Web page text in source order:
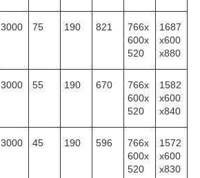
3000 75 190 821
766x
600x
520
1687
x600
x880
3000 55 190 670
766x
600x
520
1582
x600
x840
3000 45 190 596
766x
600x
520
1572
x600
x830